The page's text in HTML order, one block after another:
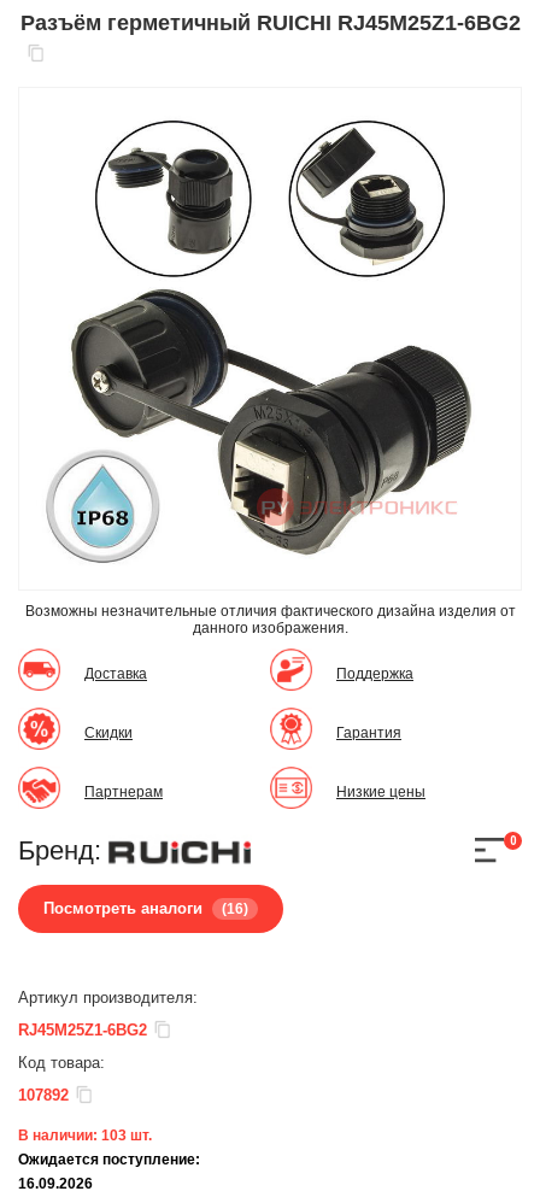
Разъём герметичный RUICHI RJ45M25Z1-6BG2
Возможны незначительные отличия фактического дизайна изделия от
данного изображения.
Доставка
Скидки
Партнерам
Поддержка
Гарантия
Низкие цены
Бренд:
Посмотреть аналоги (16)
0
Артикул производителя:
RJ45M25Z1-6BG2
Код товара:
107892
В наличии: 103 шт.
Ожидается поступление:
16.09.2026